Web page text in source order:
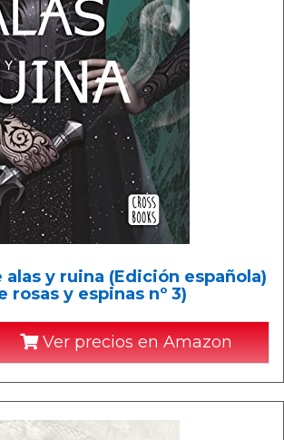
alas y ruina (Edición española)
rosas y espinas nº 3)
Ver precios en Amazon